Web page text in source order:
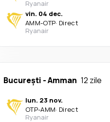
Ryanair
vin. 04 dec.
AMM-OTP· Direct
Ryanair
București -Amman 12 zile
lun. 23 nov.
OTP-AMM· Direct
Ryanair